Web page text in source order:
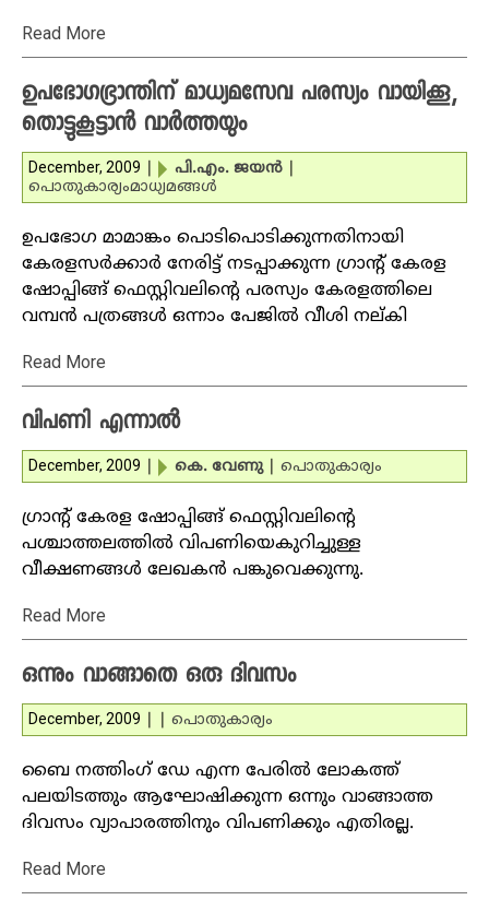
Read More
ഉപഭോഗഭ്രാന്തിന് മാധ്യമസേവ പരസ്യം വായിക്കൂ,
തൊട്ടുകൂട്ടാന്‍ വാര്‍ത്തയും
December, 2009 പി.എം. ജയന്‍
പൊതുകാര്യംമാധ്യമങ്ങള്‍
ഉപഭോഗ മാമാങ്കം പൊടിപൊടിക്കുന്നതിനായി
കേരളസര്‍ക്കാര്‍ നേരിട്ട് നടപ്പാക്കുന്ന ഗ്രാന്റ് കേരള
ഷോപ്പിങ്ങ് ഫെസ്റ്റിവലിന്റെ പരസ്യം കേരളത്തിലെ
വമ്പന്‍ പത്രങ്ങള്‍ ഒന്നാം പേജില്‍ വീശി നല്കി
Read More
വിപണി എന്നാല്‍
December, 2009 കെ. വേണു പൊതുകാര്യം
ഗ്രാന്റ് കേരള ഷോപ്പിങ്ങ് ഫെസ്റ്റിവലിന്റെ
പശ്ചാത്തലത്തില്‍ വിപണിയെകുറിച്ചുള്ള
വീക്ഷണങ്ങള്‍ ലേഖകന്‍ പങ്കുവെക്കുന്നു.
Read More
ഒന്നും വാങ്ങാതെ ഒരു ദിവസം
December, 2009 പൊതുകാര്യം
ബൈ നത്തിംഗ് ഡേ എന്ന പേരില്‍ ലോകത്ത്
പലയിടത്തും ആഘോഷിക്കുന്ന ഒന്നും വാങ്ങാത്ത
ദിവസം വ്യാപാരത്തിനും വിപണിക്കും എതിരല്ല.
Read More